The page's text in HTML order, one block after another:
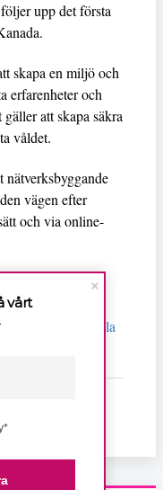
upp det första
skapa en miljö och
erfarenheter och
att skapa säkra
våldet.
nätverksbyggande
vägen efter
och via online-
hashtagen
om i världen
kolumnisten Petula
vårt